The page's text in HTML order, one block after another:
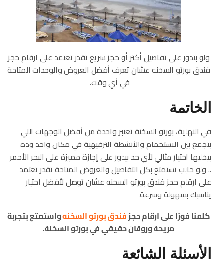
ولو بتدور على تفاصيل أكتر أو حجز سريع تقدر تعتمد على ارقام حجز
فندق بورتو السخنه عشان تعرف أفضل العروض والوحدات المتاحة
في أي وقت.
الخاتمة
في النهاية، بورتو السخنة تعتبر واحدة من أفضل الوجهات اللي
بتجمع بين الاستجمام والأنشطة الترفيهية في مكان واحد وده
بيخليها اختيار مثالي لأي حد بيدور على إجازة مميزة على البحر الأحمر
.. ولو حابب تستمتع بكل التفاصيل والعروض المتاحة تقدر تعتمد
على ارقام حجز فندق بورتو السخنه عشان توصل لأفضل اختيار
يناسبك بسهولة وسرعة.
كلمنا فورًا على ارقام حجزفندق بورتو السخنهواستمتع بتجربة
مريحة وروقان حقيقي في بورتو السخنة.
الأسئلة الشائعة